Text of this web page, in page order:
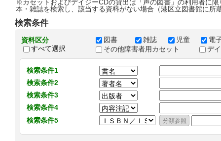
※カセットおよびデイジーCDの貸出は「声の図書」の利用者に限
本・雑誌を検索し、該当する資料がない場合（港区立図書館に所
検索条件
資料区分
すべて選択
図書 雑誌 児童
電
その他障害者用カセット
デ
検索条件1
検索条件2
検索条件3
検索条件4
検索条件5